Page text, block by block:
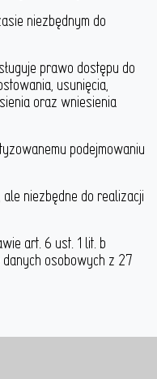
niezbędnym do
prawo dostępu do
usunięcia,
oraz wniesienia
podejmowaniu
niezbędne do realizacji
art. 6 ust. 1 lit. b
osobowych z 27